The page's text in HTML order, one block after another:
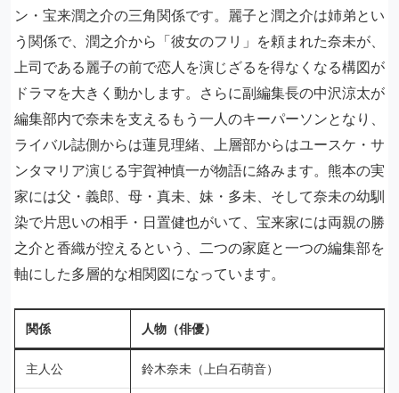
ン・宝来潤之介の三角関係です。麗子と潤之介は姉弟とい
う関係で、潤之介から「彼女のフリ」を頼まれた奈未が、
上司である麗子の前で恋人を演じざるを得なくなる構図が
ドラマを大きく動かします。さらに副編集長の中沢涼太が
編集部内で奈未を支えるもう一人のキーパーソンとなり、
ライバル誌側からは蓮見理緒、上層部からはユースケ・サ
ンタマリア演じる宇賀神慎一が物語に絡みます。熊本の実
家には父・義郎、母・真未、妹・多未、そして奈未の幼馴
染で片思いの相手・日置健也がいて、宝来家には両親の勝
之介と香織が控えるという、二つの家庭と一つの編集部を
軸にした多層的な相関図になっています。
関係 人物（俳優）
主人公 鈴木奈未（上白石萌音）